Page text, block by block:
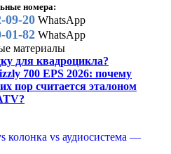
номера:
09-20WhatsApp
01-82WhatsApp
материалы
для квадроцикла?
700 EPS 2026: почему
пор считается эталоном